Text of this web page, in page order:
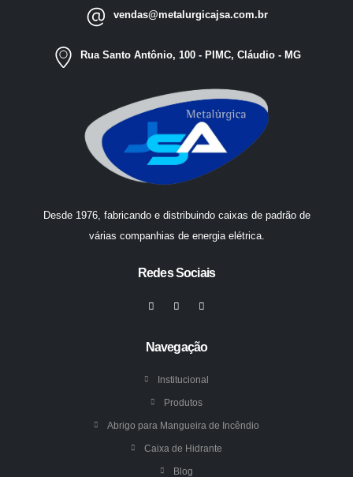
vendas@metalurgicajsa.com.br
Rua Santo Antônio, 100 - PIMC, Cláudio - MG
Desde 1976, fabricando e distribuindo caixas de padrão de
várias companhias de energia elétrica.
Redes Sociais
Navegação
Institucional
Produtos
Abrigo para Mangueira de Incêndio
Caixa de Hidrante
Blog